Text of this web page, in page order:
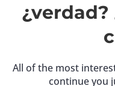
¿verdad?
All of the most
continue you